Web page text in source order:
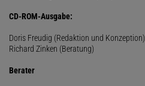
CD-ROM-Ausgabe:
Doris Freudig (Redaktion und Konzeption)
Richard Zinken (Beratung)
Berater